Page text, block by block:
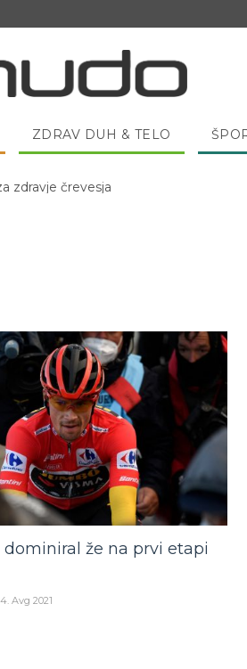
ZDRAV DUH & TELO
žlico medu?
dominiral že na prvi etapi
Avg 2021